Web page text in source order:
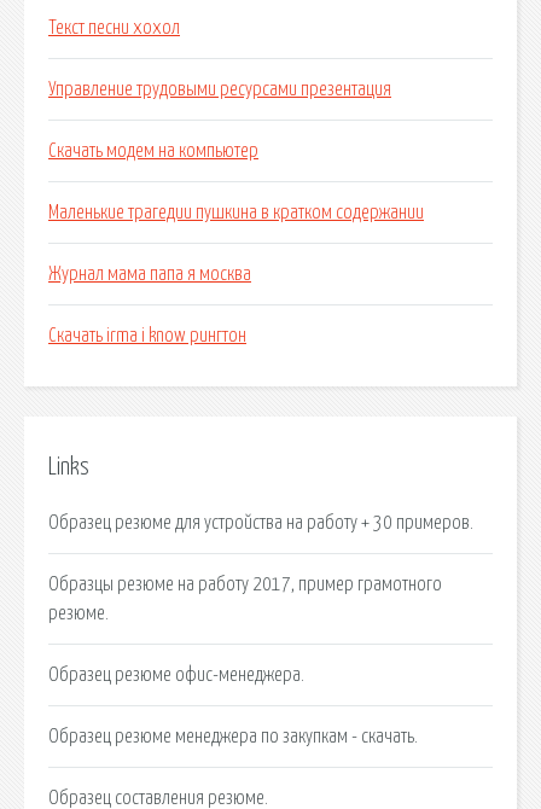
Текст песни хохол
Управление трудовыми ресурсами презентация
Скачать модем на компьютер
Маленькие трагедии пушкина в кратком содержании
Журнал мама папа я москва
Скачать irma i know рингтон
Links
Образец резюме для устройства на работу + 30 примеров.
Образцы резюме на работу 2017, пример грамотного
резюме.
Образец резюме офис-менеджера.
Образец резюме менеджера по закупкам - скачать.
Образец составления резюме.